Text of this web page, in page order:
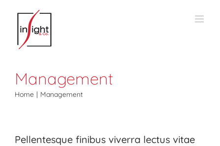
contenuto
Management
Home Management
Pellentesque finibus viverra lectus vitae